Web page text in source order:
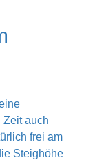
Zeit auch
frei am
Steighöhe